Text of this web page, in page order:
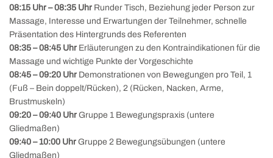
08:15 Uhr – 08:35 Uhr Runder Tisch, Beziehung jeder Person zur
Massage, Interesse und Erwartungen der Teilnehmer, schnelle
Präsentation des Hintergrunds des Referenten
08:35 – 08:45 Uhr Erläuterungen zu den Kontraindikationen für die
Massage und wichtige Punkte der Vorgeschichte
08:45 – 09:20 Uhr Demonstrationen von Bewegungen pro Teil, 1
(Fuß – Bein doppelt/Rücken), 2 (Rücken, Nacken, Arme,
Brustmuskeln)
09:20 – 09:40 Uhr Gruppe 1 Bewegungspraxis (untere
Gliedmaßen)
09:40 – 10:00 Uhr Gruppe 2 Bewegungsübungen (untere
Gliedmaßen)